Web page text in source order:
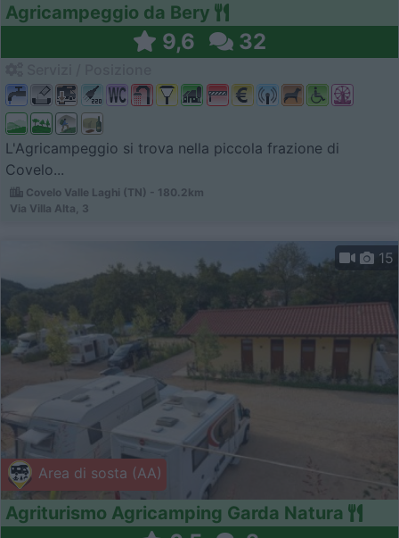
Agricampeggio da Bery
9,6 32
L'Agricampeggio si trova nella piccola frazione di
Covelo...
Covelo Valle Laghi (TN) - 180.2km
Via Villa Alta, 3
Area di sosta (AA)
15
Agriturismo Agricamping Garda Natura